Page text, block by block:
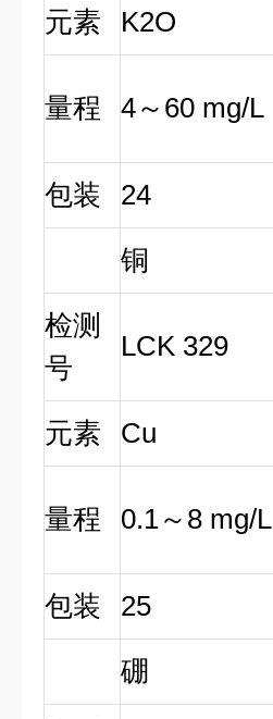
元素 K2O
量程 4～60 mg/L
包装
24
铜
检测
号
LCK 329
元素 Cu
量程 0.1～8 mg/L
包装
25
硼